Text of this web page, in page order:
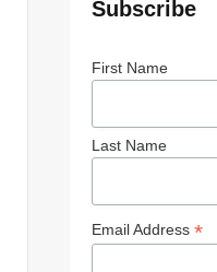
Subscribe
First Name
Last Name
Email Address *